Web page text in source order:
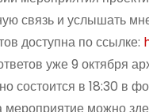
связь и услышать
доступна по ссылке:
уже 9 октября
состоится в 18:30 в